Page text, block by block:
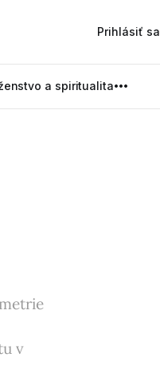
a spiritualita
Prihlásiť sa
v